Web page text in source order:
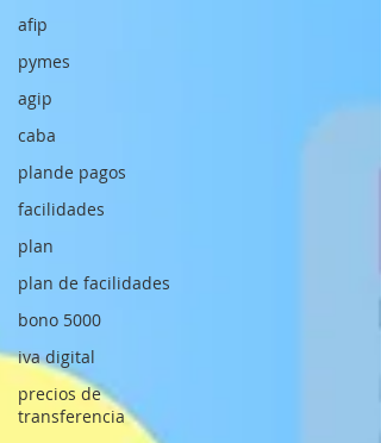
afip
pymes
agip
caba
plande pagos
facilidades
plan
plan de facilidades
bono 5000
iva digital
precios de
transferencia